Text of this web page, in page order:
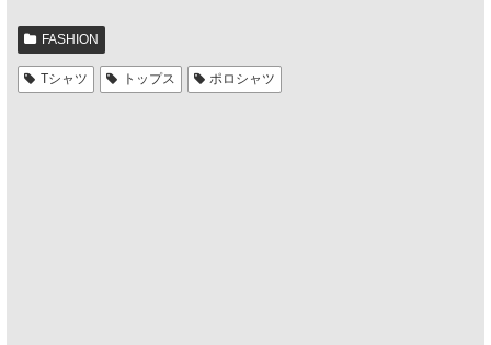
FASHION
Tシャツ トップス ポロシャツ